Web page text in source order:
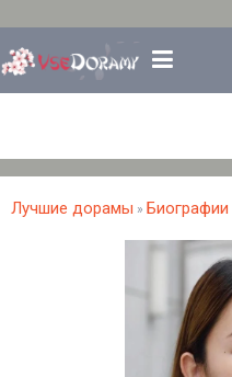
Лучшие дорамы » Биографии